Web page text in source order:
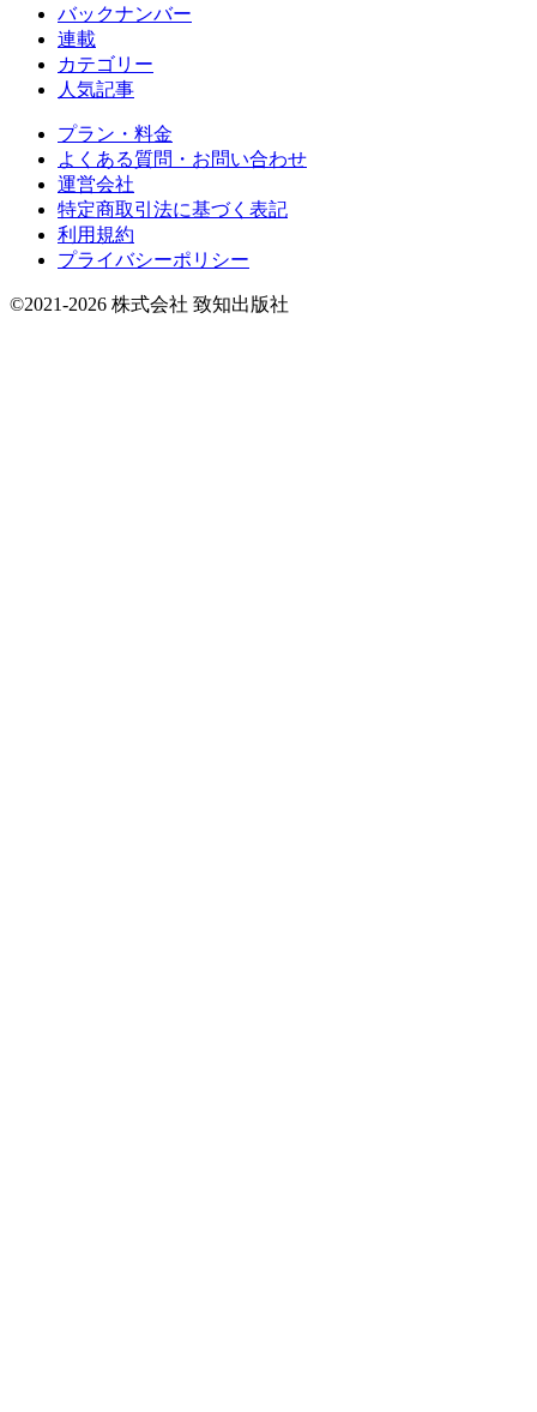
バックナンバー
連載
カテゴリー
人気記事
プラン・料金
よくある質問・お問い合わせ
運営会社
特定商取引法に基づく表記
利用規約
プライバシーポリシー
©2021-2026 株式会社 致知出版社